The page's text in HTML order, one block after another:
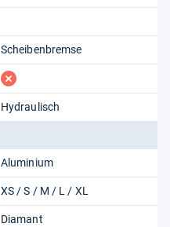
Scheibenbremse
fehlt
Hydraulisch
Aluminium
XS / S / M / L / XL
Diamant